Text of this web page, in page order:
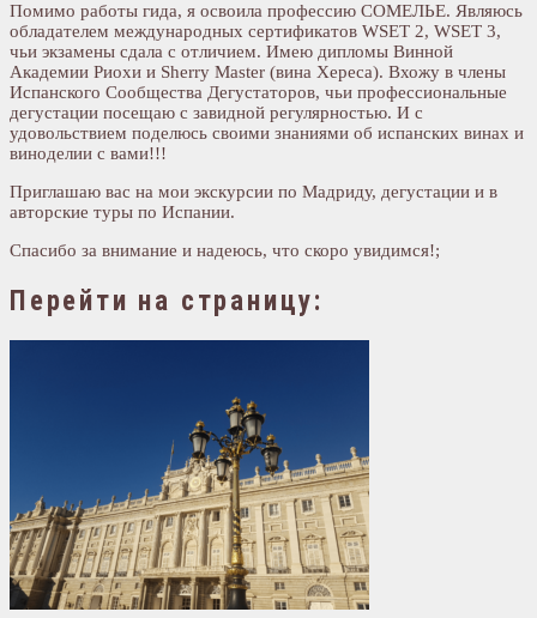
Помимо работы гида, я освоила профессию СОМЕЛЬЕ. Являюсь
обладателем международных сертификатов WSET 2, WSET 3,
чьи экзамены сдала с отличием. Имею дипломы Винной
Академии Риохи и Sherry Master (вина Хереса). Вхожу в члены
Испанского Сообщества Дегустаторов, чьи профессиональные
дегустации посещаю с завидной регулярностью. И с
удовольствием поделюсь своими знаниями об испанских винах и
виноделии с вами!!!
Приглашаю вас на мои экскурсии по Мадриду, дегустации и в
авторские туры по Испании.
Спасибо за внимание и надеюсь, что скоро увидимся!;
Перейти на страницу: